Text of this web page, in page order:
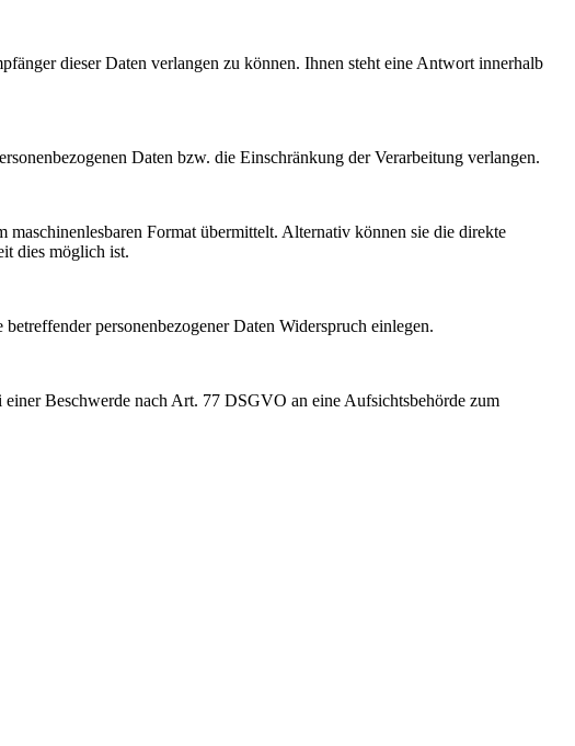
dieser Daten verlangen zu können. Ihnen steht eine Antwort innerhalb
Daten bzw. die Einschränkung der Verarbeitung verlangen.
Format übermittelt. Alternativ können sie die direkte
dies möglich ist.
personenbezogener Daten Widerspruch einlegen.
Beschwerde nach Art. 77 DSGVO an eine Aufsichtsbehörde zum